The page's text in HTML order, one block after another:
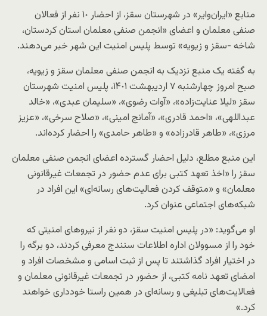
منابع «ایران‌وایر» در شهرستان سقز، از احضار ١٠ نفر از فعالان
صنفی معلمان و اعضای «انجمن صنفی معلمان استان کردستان،
شاخه -سقز و زیویه» توسط پلیس امنیت این شهر خبر می‌دهند.
به گفته یک منبع نزدیک به انجمن صنفی معلمان سقز و زیویه،
صبح امروز چهارشنبه ٧ اردیبهشت ١۴٠١، پلیس امنیت شهرستان
سقز «لیلا عنایت‌زاده»، «آوات رضوی»، «سلیمان عبدی»، «خالد
عبداللهی»، «احمد قادری»، «آمانج امینی»، «صلاح سرخی»، «عزیز
مرزی»، «طاهر قادرزاده» و «طاهر حامدی» را احضار کرده‌اند.
این منبع مطلع، دلیل احضار گسترده اعضای انجمن صنفی معلمان
سقز را «اخذ تعهد کتبی برای عدم حضور در تجمعات غیرقانونی
معلمان» و «متوقف کردن فعالیت‌های رسانه‌ای» این افراد در
شبکه‌های اجتماعی عنوان کرد.
او می‌گوید: «در پلیس امنیت سقز، دو نفر از نیروهای امنیتی که
خود را از مسوولان اداره اطلاعات سنندج معرفی کردند، دو برگه را
در اختیار افراد گذاشتند تا پس از ثبت اسامی و مشخصات افراد و
امضای تعهد نامه کتبی، از حضور در تجمعات غیرقانونی معلمان و
فعالایت‌های تبلیغی و رسانه‌ای در همین راستا خودداری خواهند
کرد.»